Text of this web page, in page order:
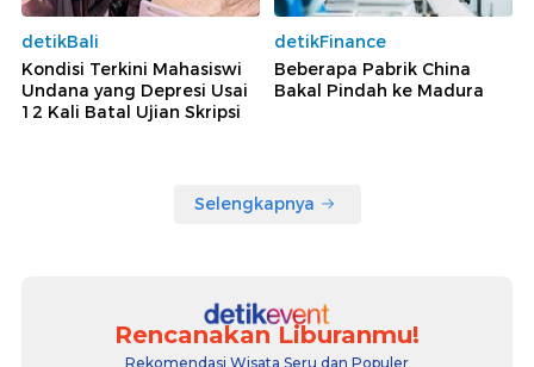
detikBali
Kondisi Terkini Mahasiswi
Undana yang Depresi Usai
12 Kali Batal Ujian Skripsi
detikFinance
Beberapa Pabrik China
Bakal Pindah ke Madura
Selengkapnya
Rencanakan Liburanmu!
Rekomendasi Wisata Seru dan Populer